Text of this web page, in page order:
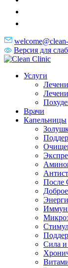
Версия для
Услуги
Врачи
Капельницы
После
Сила